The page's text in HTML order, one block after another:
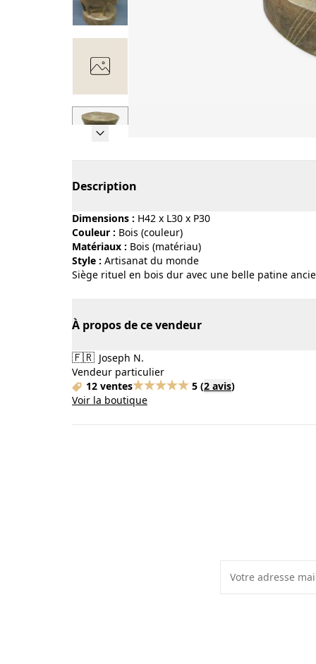
Description
Dimensions : H42 x L30 x P30
Couleur :
bois (couleur)
Matériaux :
bois (matériau)
Style :
artisanat du monde
Siège rituel en bois dur avec une belle patine
À propos de ce vendeur
🇫🇷 Joseph N.
Vendeur particulier
12 ventes
5 (2 avis)
Voir la boutique